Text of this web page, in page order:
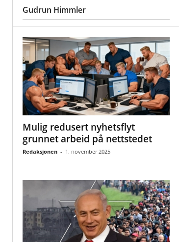
Gudrun Himmler
Mulig redusert nyhetsflyt
grunnet arbeid på nettstedet
Redaksjonen - 1. november 2025